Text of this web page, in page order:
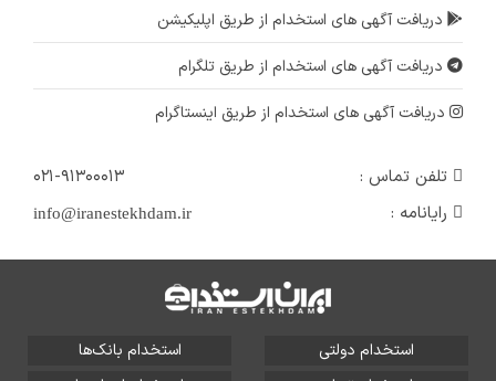
دریافت آگهی های استخدام از طریق اپلیکیشن
دریافت آگهی های استخدام از طریق تلگرام
دریافت آگهی های استخدام از طریق اینستاگرام
تلفن تماس :
۰۲۱-۹۱۳۰۰۰۱۳
رایانامه :
info@iranestekhdam.ir
استخدام دولتی
استخدام بانک‌ها